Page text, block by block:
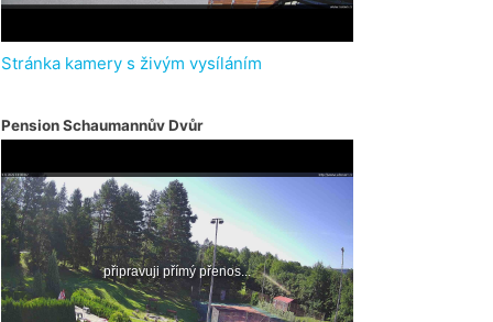
Stránka kamery s živým vysíláním
Pension Schaumannův Dvůr